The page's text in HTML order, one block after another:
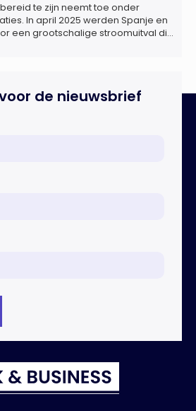
te zijn neemt toe onder
In april 2025 werden Spanje en
een grootschalige stroomuitval die
dit jaar vond […]
de nieuwsbrief